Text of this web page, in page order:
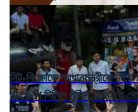
নিট-বিক্ষোভে প্রধানমন্ত্রীকে
পদক্ষেপে দিল্লি পুলিশ, এক্স-কে